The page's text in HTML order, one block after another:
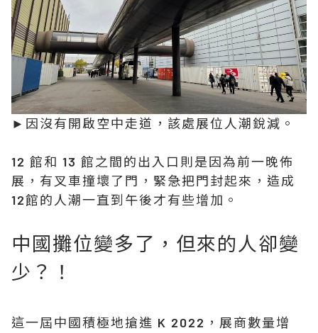
►因沒有開啟空中走道，該處展位人潮銳減。
12 館和 13 館之間的出入口則是因為前一晚佈
展，有叉車撞壞了門，緊急把門封起來，造成
12館的人潮一直到午後才有些增加。
中國攤位變多了，但來的人卻變
少？！
這一屆中國積極地搶進 K 2022，展商數量增